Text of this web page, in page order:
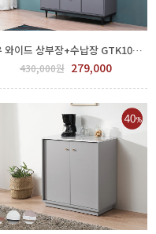
라우 와이드 상부장+수납장 GTK1026-004.5
430,000원 279,000